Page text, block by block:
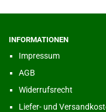
INFORMATIONEN
Impressum
AGB
Widerrufsrecht
Liefer- und